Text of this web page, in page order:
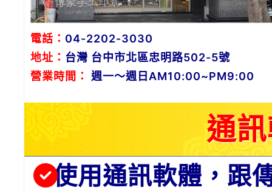
電話： 04-2202-3030
地址： 台灣 台中市北區忠明路502-5號
營業時間：
週一～週日AM10:00~PM9:00
通
使用通訊軟體，跟